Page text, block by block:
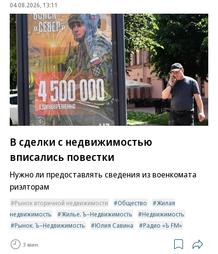
04.08.2026, 13:11
В сделки с недвижимостью
вписались повестки
Нужно ли предоставлять сведения из военкомата
риэлторам
Рынок вторичной недвижимости Общество
Жилая
недвижимость
Жилье. Ъ–Недвижимость
Недвижимость
Рынок. Ъ–Недвижимость
Юлия Савина Радио «Ъ FM»
3 мин.